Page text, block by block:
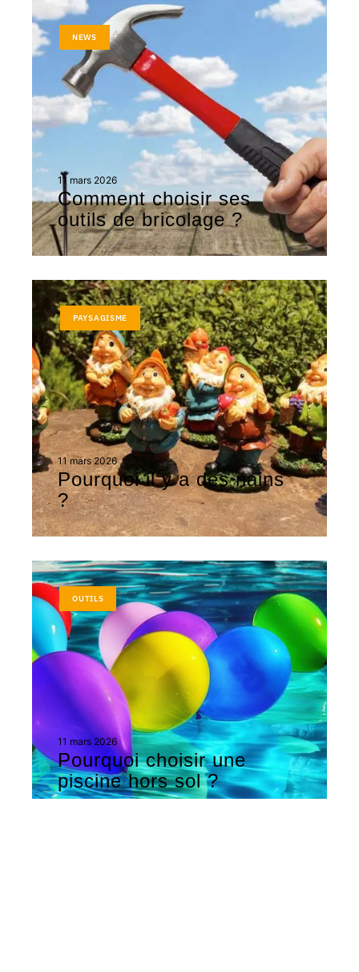
NEWS
11 mars 2026
Comment choisir ses
outils de bricolage ?
PAYSAGISME
11 mars 2026
Pourquoi il y a des nains
?
OUTILS
11 mars 2026
Pourquoi choisir une
piscine hors sol ?